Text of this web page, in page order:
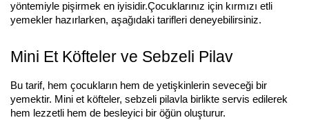
yöntemiyle pişirmek en iyisidir.Çocuklarınız için kırmızı etli
yemekler hazırlarken, aşağıdaki tarifleri deneyebilirsiniz.
Mini Et Köfteler ve Sebzeli Pilav
Bu tarif, hem çocukların hem de yetişkinlerin seveceği bir
yemektir. Mini et köfteler, sebzeli pilavla birlikte servis edilerek
hem lezzetli hem de besleyici bir öğün oluşturur.